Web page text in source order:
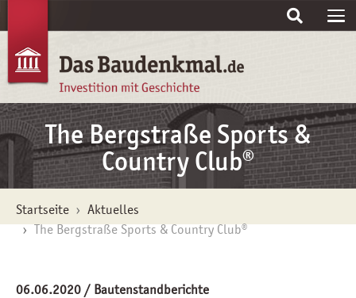
The Bergstraße Sports &
Country Club®
Startseite
Aktuelles
The Bergstraße Sports & Country Club®
06.06.2020 / Bautenstandberichte